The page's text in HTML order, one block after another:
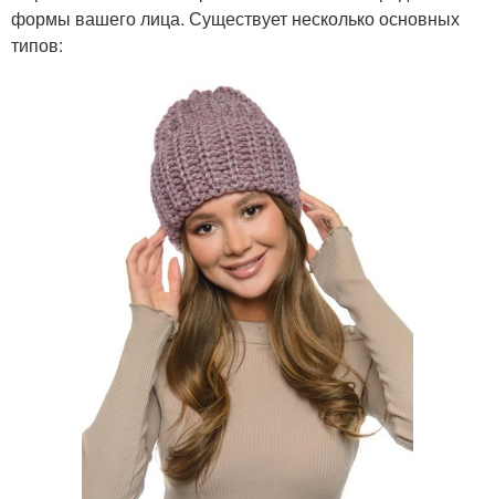
формы вашего лица. Существует несколько основных
типов: